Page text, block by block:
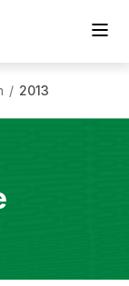
/ 2013